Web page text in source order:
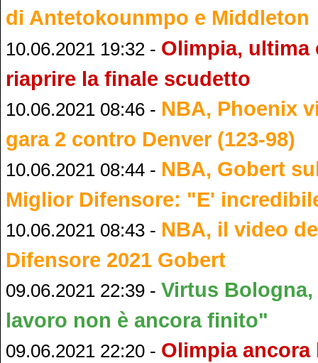
di Antetokounmpo e Middleton
10.06.2021 19:32 - Olimpia, ultima
riaprire la finale scudetto
10.06.2021 08:46 - NBA, Phoenix
gara 2 contro Denver (123-98)
10.06.2021 08:44 - NBA, Gobert
Miglior Difensore: "E'
10.06.2021 08:43 - NBA, il video
Difensore 2021 Gobert
09.06.2021 22:39 - Virtus
lavoro non è ancora finito"
09.06.2021 22:20 - Olimpia